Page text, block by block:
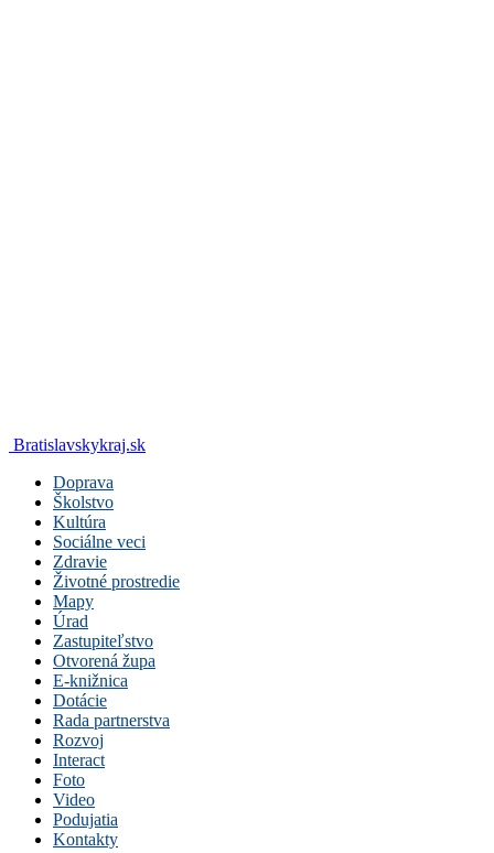
Bratislavskykraj.sk
Doprava
Školstvo
Kultúra
Sociálne veci
Zdravie
Životné prostredie
Mapy
Úrad
Zastupiteľstvo
Otvorená župa
E-knižnica
Dotácie
Rada partnerstva
Rozvoj
Interact
Foto
Video
Podujatia
Kontakty